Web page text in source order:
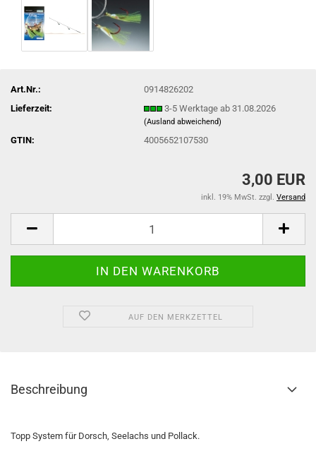
Art.Nr.:
0914826202
Lieferzeit:
3-5 Werktage ab 31.08.2026
(Ausland abweichend)
GTIN: 4005652107530
3,00 EUR
inkl. 19% MwSt. zzgl. Versand
AUF DEN MERKZETTEL
Beschreibung
Topp System für Dorsch, Seelachs und Pollack.